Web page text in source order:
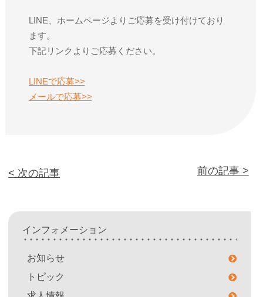
LINE、ホームページよりご応募を受け付けており
ます。
下記リンクよりご応募ください。
LINEで応募>>
メールで応募>>
< 次の記事 前の記事 >
インフォメーション
お知らせ
トピック